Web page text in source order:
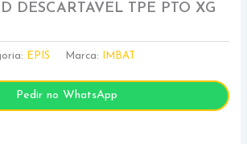
DESCARTAVEL TPE PTO XG
EPIS Marca: IMBAT
Pedir no WhatsApp